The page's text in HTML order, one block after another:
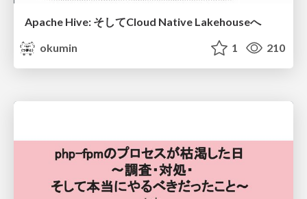
Apache Hive: そしてCloud Native Lakehouseへ
okumin
1 210